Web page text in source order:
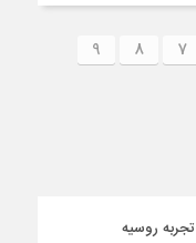
7
8
9
تجربه روسیه